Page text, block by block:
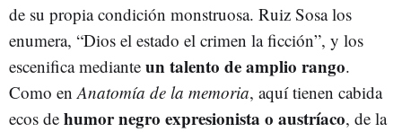
de su propia condición monstruosa. Ruiz Sosa los
enumera, “Dios el estado el crimen la ficción”, y los
escenifica mediante un talento de amplio rango.
Como enAnatomía de la memoria, aquí tienen cabida
ecos de humor negro expresionista o austríaco, de la